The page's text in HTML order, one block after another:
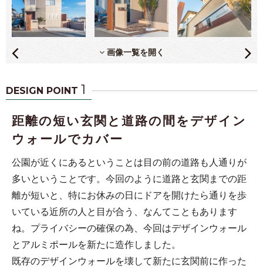
画像一覧を開く
DESIGN POINT 1
距離の短い玄関と道路の間をデザイン
ウォールでカバー
公園が近くにあるということは目の前の道路も人通りが
多いということです。今回のように道路と玄関までの距
離が短いと、特にお休みの日にドアを開けたら通りを歩
いている近所の人と目が合う、なんてこともあります
ね。プライバシーの確保の為、今回はデザインウォール
とアルミポールを新たに造作しました。
既存のデザインウォールを壊して新たに玄関前に作った